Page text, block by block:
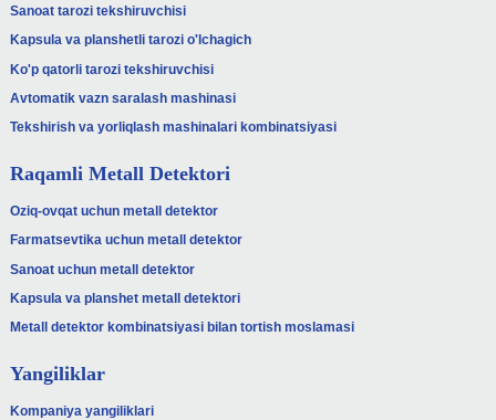
Sanoat tarozi tekshiruvchisi
Kapsula va planshetli tarozi o'lchagich
Ko'p qatorli tarozi tekshiruvchisi
Avtomatik vazn saralash mashinasi
Tekshirish va yorliqlash mashinalari kombinatsiyasi
Raqamli Metall Detektori
Oziq-ovqat uchun metall detektor
Farmatsevtika uchun metall detektor
Sanoat uchun metall detektor
Kapsula va planshet metall detektori
Metall detektor kombinatsiyasi bilan tortish moslamasi
Yangiliklar
Kompaniya yangiliklari